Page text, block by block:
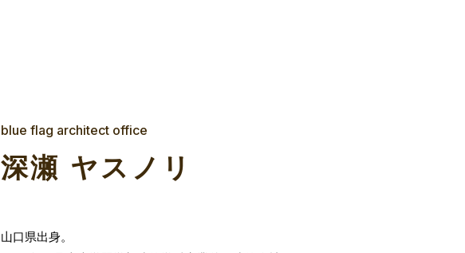
blue flag architect office
深瀬 ヤスノリ
山口県出身。